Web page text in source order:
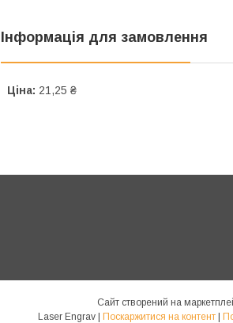
Інформація для замовлення
Ціна: 21,25 ₴
Сайт створений на
Поскаржитися на контент